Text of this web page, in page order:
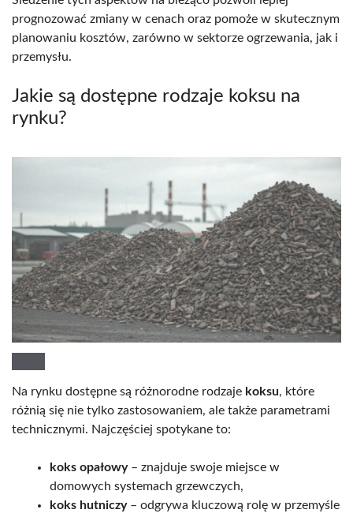
prognozować zmiany w cenach oraz pomoże w skutecznym
planowaniu kosztów, zarówno w sektorze ogrzewania, jak i
przemysłu.
Jakie są dostępne rodzaje koksu na
rynku?
Na rynku dostępne są różnorodne rodzaje koksu, które
różnią się nie tylko zastosowaniem, ale także parametrami
technicznymi. Najczęściej spotykane to:
koks opałowy– znajduje swoje miejsce w
domowych systemach grzewczych,
koks hutniczy– odgrywa kluczową rolę w przemyśle